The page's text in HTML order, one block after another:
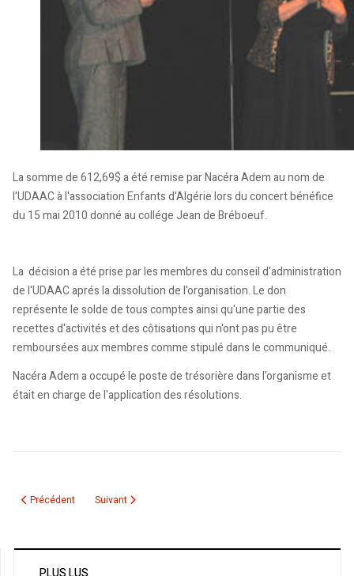
La somme de 612,69$ a été remise par Nacéra Adem au nom de
l'UDAAC à l'association Enfants d'Algérie lors du concert bénéfice
du 15 mai 2010 donné au collége Jean de Bréboeuf.
La décision a été prise par les membres du conseil d'administration
de l'UDAAC aprés la dissolution de l'organisation. Le don
représente le solde de tous comptes ainsi qu'une partie des
recettes d'activités et des côtisations qui n'ont pas pu être
remboursées aux membres comme stipulé dans le communiqué.
Nacéra Adem a occupé le poste de trésorière dans l'organisme et
était en charge de l'application des résolutions.
Article précédent : Concours Club Avenir 2010
Précédent Article suivant : L’aile jeunesse du Congrès Maghrébin au
Suivant